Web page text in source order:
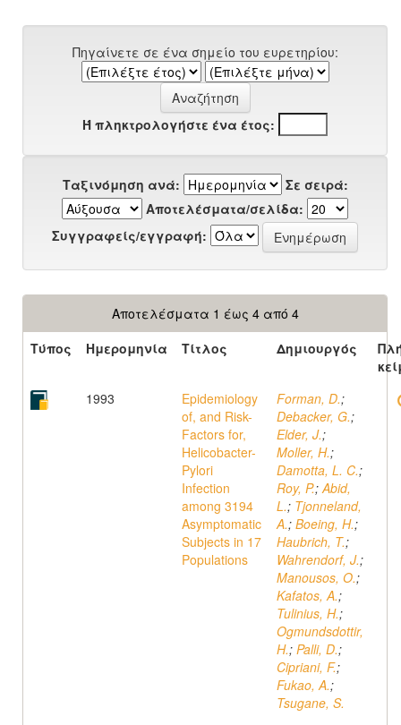
Πηγαίνετε σε ένα σημείο του ευρετηρίου:
Ή πληκτρολογήστε ένα έτος:
Ταξινόμηση ανά:
Σε σειρά:
Αποτελέσματα/σελίδα:
Συγγραφείς/εγγραφή:
Αποτελέσματα 1 έως 4 από 4
Τύπος
Ημερομηνία Τίτλος Δημιουργός
1993
Epidemiology
of, and Risk-
Factors for,
Helicobacter-
Pylori
Infection
among 3194
Asymptomatic
Subjects in 17
Populations
Forman, D.;
Debacker, G.;
Elder, J.;
Moller, H.;
Damotta, L. C.;
Roy, P.;Abid,
L.; Tjonneland,
A.; Boeing, H.;
Haubrich, T.;
Wahrendorf, J.;
Manousos, O.;
Kafatos, A.;
Tulinius, H.;
Ogmundsdottir,
H.; Palli, D.;
Cipriani, F.;
Fukao, A.;
Tsugane, S.